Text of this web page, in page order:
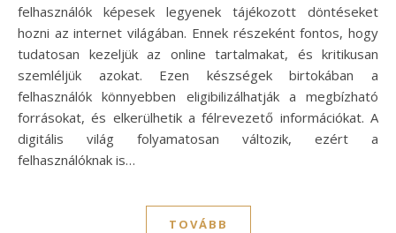
felhasználók képesek legyenek tájékozott döntéseket
hozni az internet világában. Ennek részeként fontos, hogy
tudatosan kezeljük az online tartalmakat, és kritikusan
szemléljük azokat. Ezen készségek birtokában a
felhasználók könnyebben eligibilizálhatják a megbízható
forrásokat, és elkerülhetik a félrevezető információkat. A
digitális világ folyamatosan változik, ezért a
felhasználóknak is…
TOVÁBB